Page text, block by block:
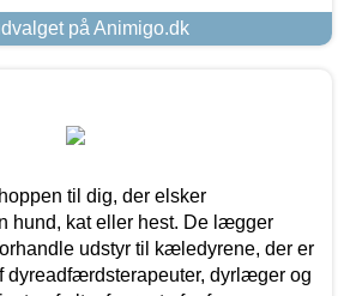
på Animigo.dk
til dig, der elsker
hund, kat eller hest. De lægger
udstyr til kæledyrene, der er
dyreadfærdsterapeuter, dyrlæger og